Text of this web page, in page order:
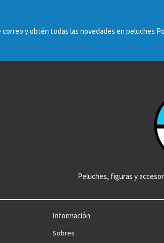
y obtén todas las novedades en peluches
Peluches, figuras y
Información
Sobres